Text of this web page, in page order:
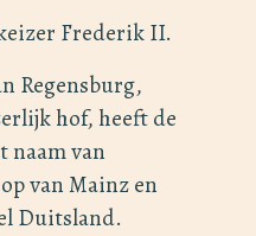
Frederik II.
Regensburg,
hof, heeft de
naam van
van Mainz en
Duitsland.